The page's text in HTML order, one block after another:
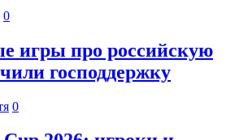
0
игры про российскую
господдержку
0